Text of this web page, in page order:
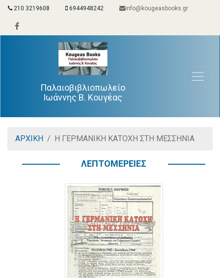
210 3219608 6944948242 info@kougeasbooks.gr
Παλαιοβιβλιοπωλείο
Ιωάννης Β. Κουγέας
ΑΡΧΙΚΗ Η ΓΕΡΜΑΝΙΚΗ ΚΑΤΟΧΗ ΣΤΗ ΜΕΣΣΗΝΙΑ
ΛΕΠΤΟΜΕΡΕΙΕΣ